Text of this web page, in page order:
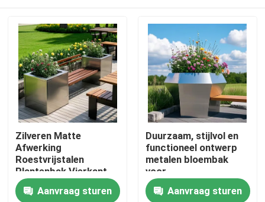
Zilveren Matte
Afwerking
Roestvrijstalen
Plantenbak Vierkant
Roestvrij Metalen
BloempotAanvraag sturen
Duurzaam, stijlvol en
functioneel ontwerp
metalen bloembak
voor
park/tuin/erf/school
Aanvraag sturen